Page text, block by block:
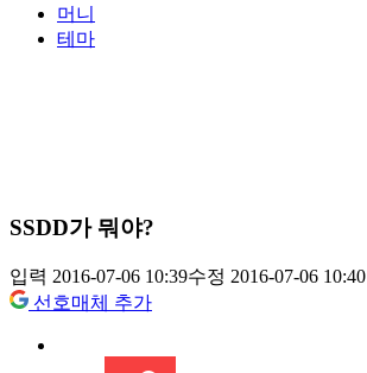
머니
테마
SSDD가 뭐야?
입력 2016-07-06 10:39수정 2016-07-06 10:40
선호매체 추가